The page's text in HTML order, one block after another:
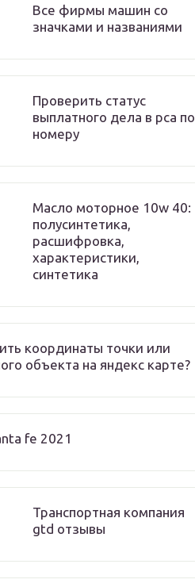
Все фирмы машин со
значками и названиями
Проверить статус
выплатного дела в рса по
номеру
Масло моторное 10w 40:
полусинтетика,
расшифровка,
характеристики,
синтетика
координаты точки или
объекта на яндекс карте?
fe 2021
Транспортная компания
gtd отзывы